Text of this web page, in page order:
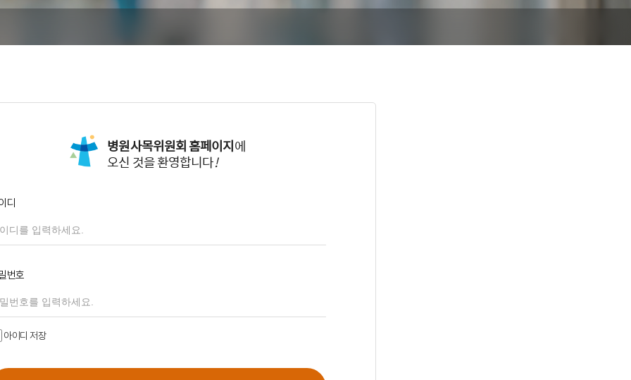
병원사목위원회 홈페이지에
오신 것을 환영합니다!
디
번호
아이디 저장